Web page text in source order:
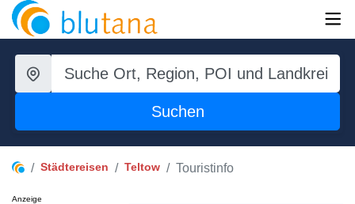
Suchen
Städtereisen Teltow Touristinfo
Anzeige